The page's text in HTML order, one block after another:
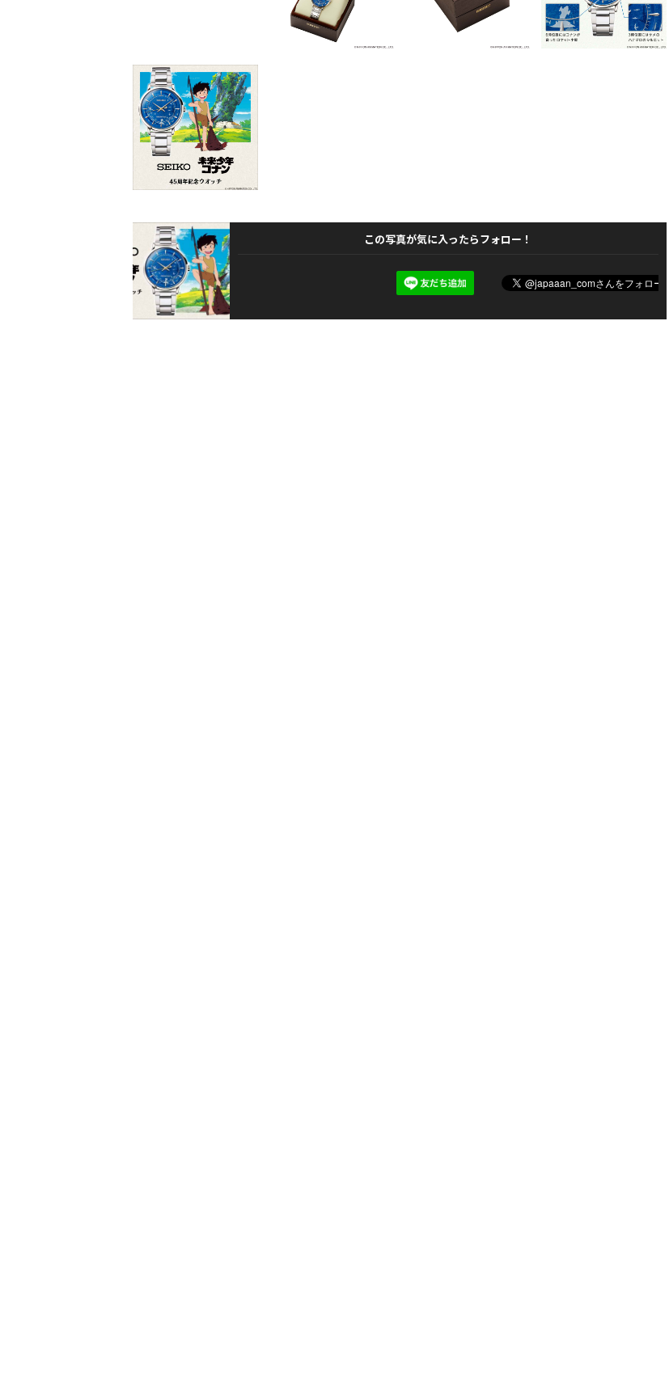
この写真が気に入ったらフォロー！